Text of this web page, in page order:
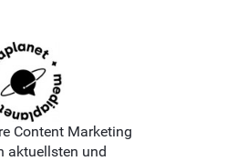
Content Marketing
aktuellsten und